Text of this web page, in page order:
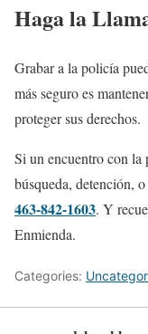
Haga la
Grabar a la policía
más seguro es
proteger sus derechos.
Si un encuentro con la
búsqueda, detención,
463-842-1603. Y
Enmienda.
Categories: